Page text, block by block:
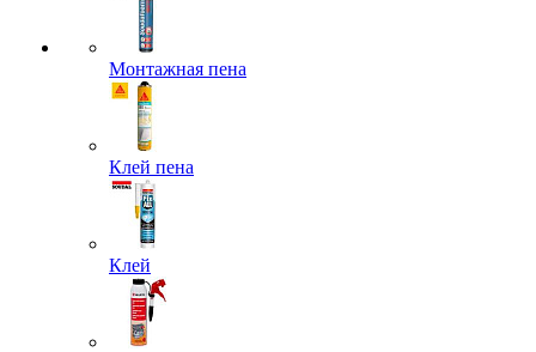
Монтажная пена
Клей пена
Клей